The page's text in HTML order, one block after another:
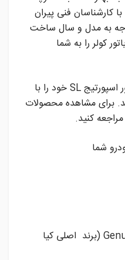
کارشناسان فنی پیران
به مدل و سال ساخت
کولر را به شما
اکنون وقت آن است که رادیاتور اسپورتیج SL خود را با
برای مشاهده محصولات
کنید.
شما
برند : جنیون پارت Genuine Parts (برند اصلی کیا